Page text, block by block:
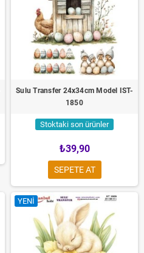
Sulu Transfer 24x34cm Model IST-
1850
Stoktaki son ürünler
₺39,90
SEPETE AT
YENI